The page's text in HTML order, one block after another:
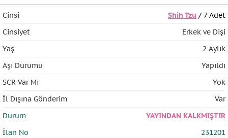
Cinsi Shih Tzu / 7 Adet
Cinsiyet
Erkek ve Dişi
Yaş
2 Aylık
Aşı Durumu
Yapıldı
SCR Var Mı
Yok
İl Dışına Gönderim
Var
Durum
YAYINDAN KALKMIŞTIR
İlan No
231201